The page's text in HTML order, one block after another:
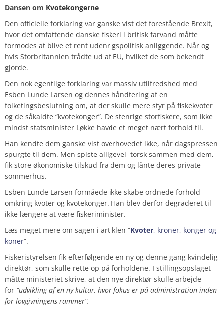
Dansen om Kvotekongerne
Den officielle forklaring var ganske vist det forestående Brexit,
hvor det omfattende danske fiskeri i britisk farvand måtte
formodes at blive et rent udenrigspolitisk anliggende. Når og
hvis Storbritannien trådte ud af EU, hvilket de som bekendt
gjorde.
Den nok egentlige forklaring var massiv utilfredshed med
Esben Lunde Larsen og dennes håndtering af en
folketingsbeslutning om, at der skulle mere styr på fiskekvoter
og de såkaldte “kvotekonger”. De stenrige storfiskere, som ikke
mindst statsminister Løkke havde et meget nært forhold til.
Han kendte dem ganske vist overhovedet ikke, når dagspressen
spurgte til dem. Men spiste alligevel torsk sammen med dem,
fik store økonomiske tilskud fra dem og lånte deres private
sommerhus.
Esben Lunde Larsen formåede ikke skabe ordnede forhold
omkring kvoter og kvotekonger. Han blev derfor degraderet til
ikke længere at være fiskeriminister.
Læs meget mere om sagen i artiklen “Kvoter, kroner, konger og
koner“.
Fiskeristyrelsen fik efterfølgende en ny og denne gang kvindelig
direktør, som skulle rette op på forholdene. I stillingsopslaget
måtte ministeriet skrive, at den nye direktør skulle arbejde
for “udvikling af en ny kultur, hvor fokus er på administration inden
for lovgivningens rammer”.